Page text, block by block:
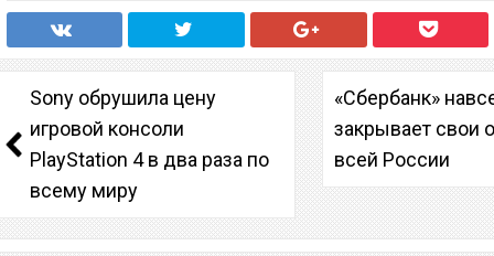
Sony обрушила цену
игровой консоли
PlayStation 4 в два раза по
всему миру
«Сбербанк»
закрывает свои
всей России